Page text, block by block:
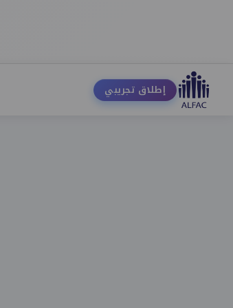
إطلاق تجريبي